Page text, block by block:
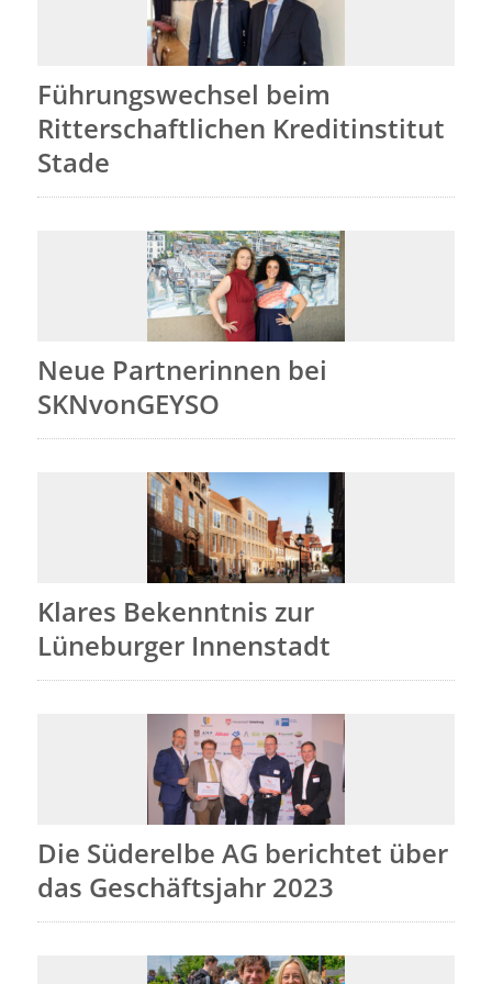
Führungswechsel beim
Ritterschaftlichen Kreditinstitut
Stade
Neue Partnerinnen bei
SKNvonGEYSO
Klares Bekenntnis zur
Lüneburger Innenstadt
Die Süderelbe AG berichtet über
das Geschäftsjahr 2023